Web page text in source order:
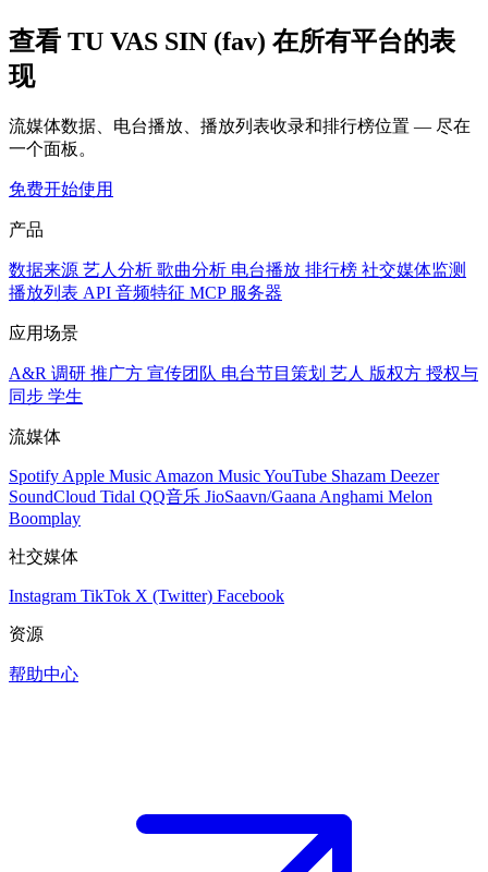
查看 TU VAS SIN (fav) 在所有平台的表
现
流媒体数据、电台播放、播放列表收录和排行榜位置 — 尽在
一个面板。
免费开始使用
产品
数据来源 艺人分析 歌曲分析 电台播放 排行榜 社交媒体监测
播放列表 API 音频特征 MCP 服务器
应用场景
A&R 调研 推广方 宣传团队 电台节目策划 艺人 版权方 授权与
同步 学生
流媒体
Spotify Apple Music Amazon MusicYouTube Shazam Deezer
SoundCloud Tidal QQ音乐 JioSaavn/Gaana Anghami Melon
Boomplay
社交媒体
Instagram TikTok X (Twitter) Facebook
资源
帮助中心